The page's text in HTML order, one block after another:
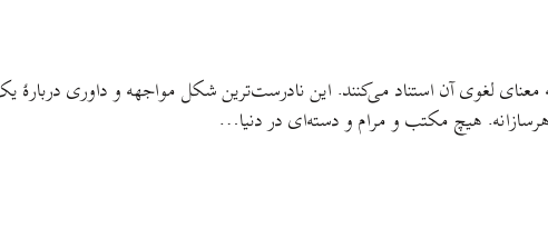
معنای لغوی آن استناد می‌کنند. این نادرست‌ترین شکل مواجهه و داوری
هیچ مکتب و مرام و دسته‌ای در دنیا…